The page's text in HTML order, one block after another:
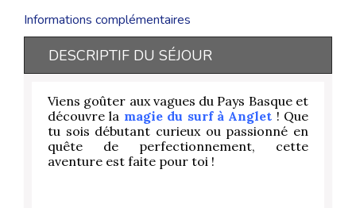
Informations complémentaires
DESCRIPTIF DU SÉJOUR
Viens goûter aux vagues du Pays Basque et
découvre la magie du surf à Anglet ! Que
tu sois débutant curieux ou passionné en
quête de perfectionnement, cette
aventure est faite pour toi !